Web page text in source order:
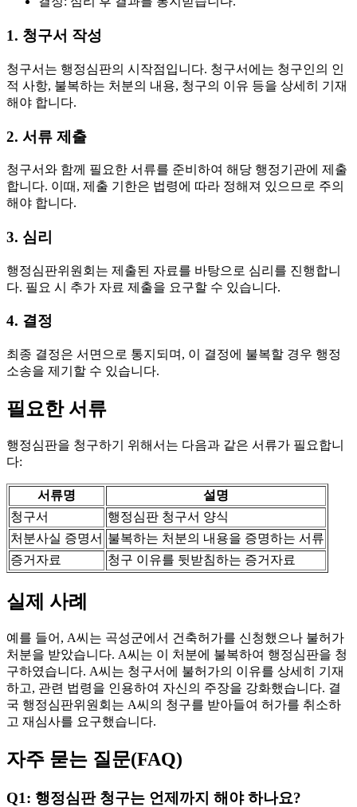
1. 청구서 작성
청구서는 행정심판의 시작점입니다. 청구서에는 청구인의 인
적 사항, 불복하는 처분의 내용, 청구의 이유 등을 상세히 기재
해야 합니다.
2. 서류 제출
청구서와 함께 필요한 서류를 준비하여 해당 행정기관에 제출
합니다. 이때, 제출 기한은 법령에 따라 정해져 있으므로 주의
해야 합니다.
3. 심리
행정심판위원회는 제출된 자료를 바탕으로 심리를 진행합니
다. 필요 시 추가 자료 제출을 요구할 수 있습니다.
4. 결정
최종 결정은 서면으로 통지되며, 이 결정에 불복할 경우 행정
소송을 제기할 수 있습니다.
필요한 서류
행정심판을 청구하기 위해서는 다음과 같은 서류가 필요합니
다:
서류명
설명
청구서
행정심판 청구서 양식
처분사실 증명서 불복하는 처분의 내용을 증명하는 서류
증거자료
청구 이유를 뒷받침하는 증거자료
실제 사례
예를 들어, A씨는 곡성군에서 건축허가를 신청했으나 불허가
처분을 받았습니다. A씨는 이 처분에 불복하여 행정심판을 청
구하였습니다. A씨는 청구서에 불허가의 이유를 상세히 기재
하고, 관련 법령을 인용하여 자신의 주장을 강화했습니다. 결
국 행정심판위원회는 A씨의 청구를 받아들여 허가를 취소하
고 재심사를 요구했습니다.
자주 묻는 질문(FAQ)
Q1: 행정심판 청구는 언제까지 해야 하나요?